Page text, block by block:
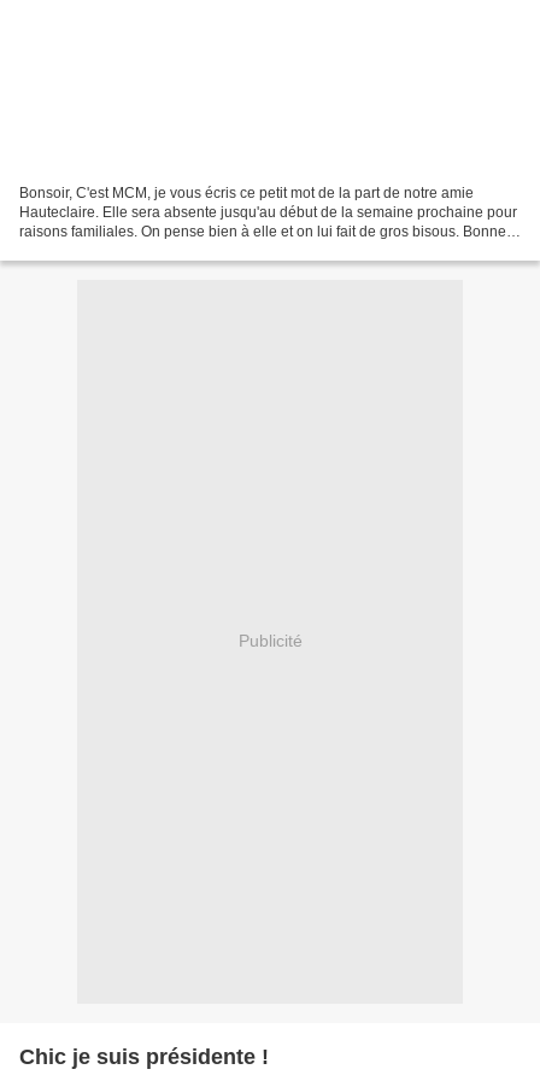
Bonsoir, C'est MCM, je vous écris ce petit mot de la part de notre amie
Hauteclaire. Elle sera absente jusqu'au début de la semaine prochaine pour
raisons familiales. On pense bien à elle et on lui fait de gros bisous. Bonne
Publicité
Chic je suis présidente !